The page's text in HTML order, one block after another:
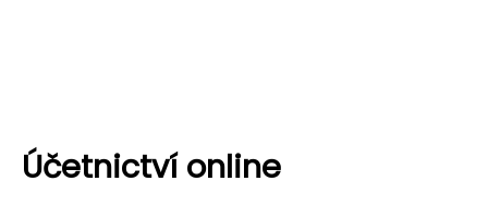
Účetnictví online